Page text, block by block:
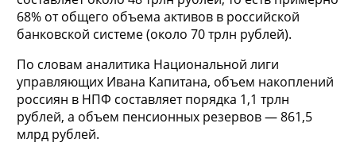
68% от общего объема активов в российской
банковской системе (около 70 трлн рублей).
По словам аналитика Национальной лиги
управляющих Ивана Капитана, объем накоплений
россиян в НПФ составляет порядка 1,1 трлн
рублей, а объем пенсионных резервов — 861,5
млрд рублей.